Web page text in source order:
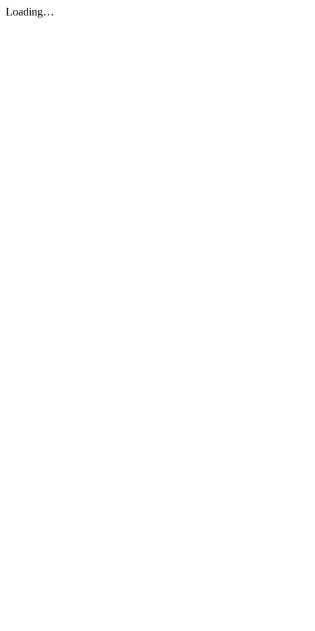
Loading…